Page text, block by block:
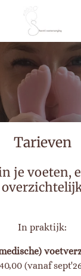
Tarieven
je voeten,
In praktijk:
40,00 (vanaf